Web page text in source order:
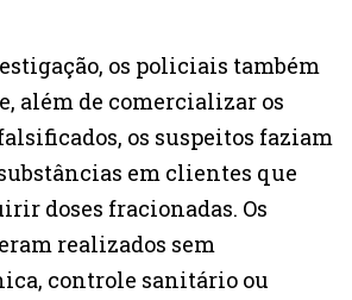
os policiais também
além de comercializar os
os suspeitos faziam
em clientes que
doses fracionadas. Os
realizados sem
controle sanitário ou